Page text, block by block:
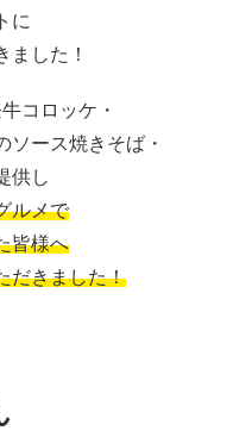
に
ました！
コロッケ・
ソース焼きそば・
供し
ルメで
皆様へ
だきました！